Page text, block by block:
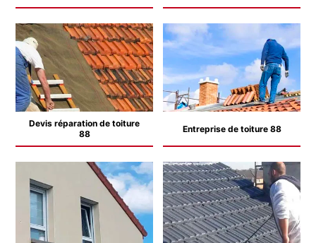
Devis réparation de toiture
88
Entreprise de toiture 88